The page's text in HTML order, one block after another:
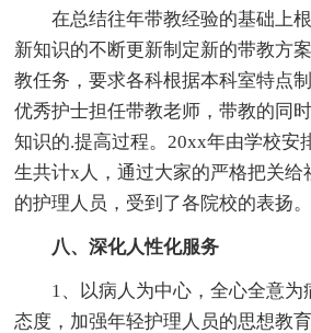
在总结往年带教经验的基础上根
新知识的不断更新制定新的带教方
教任务，要求各科根据本科室特点
优秀护士担任带教老师，带教的同
知识的.提高过程。20xx年由学校安
生共计x人，通过大家的严格把关给
的护理人员，受到了各院校的表扬。
八、深化人性化服务
1、以病人为中心，全心全意为
态度，加强年轻护理人员的思想教